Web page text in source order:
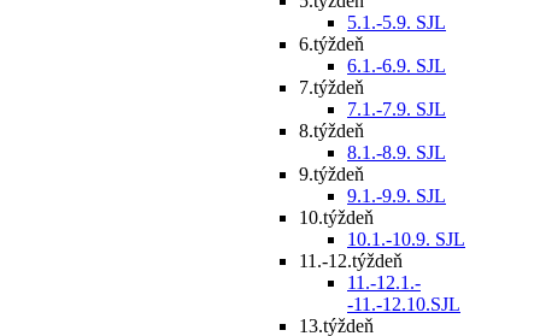
5.1.-5.9. SJL
6.týždeň
6.1.-6.9. SJL
7.týždeň
7.1.-7.9. SJL
8.týždeň
8.1.-8.9. SJL
9.týždeň
9.1.-9.9. SJL
10.týždeň
10.1.-10.9. SJL
11.-12.týždeň
11.-12.1.-
-11.-12.10.SJL
13.týždeň